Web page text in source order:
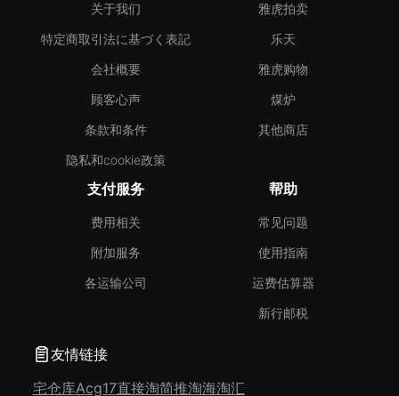
关于我们
特定商取引法に基づく表記
会社概要
顾客心声
条款和条件
隐私和cookie政策
雅虎拍卖
乐天
雅虎购物
煤炉
其他商店
支付服务
费用相关
附加服务
各运输公司
帮助
常见问题
使用指南
运费估算器
新行邮税
友情链接
宅仓库Acg17直接淘简推淘海淘汇